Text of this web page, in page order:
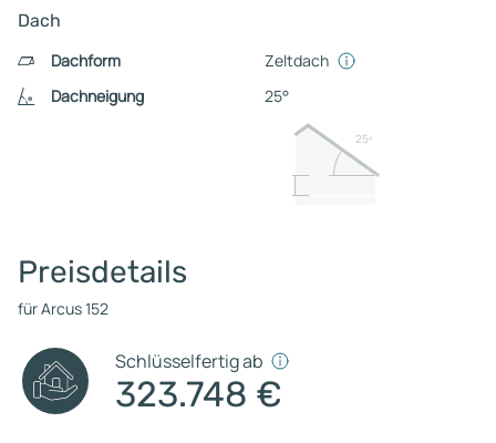
Dach
Dachform
Zeltdach
Dachneigung
25°
25º
Preisdetails
für Arcus 152
Schlüsselfertig ab
323.748 €